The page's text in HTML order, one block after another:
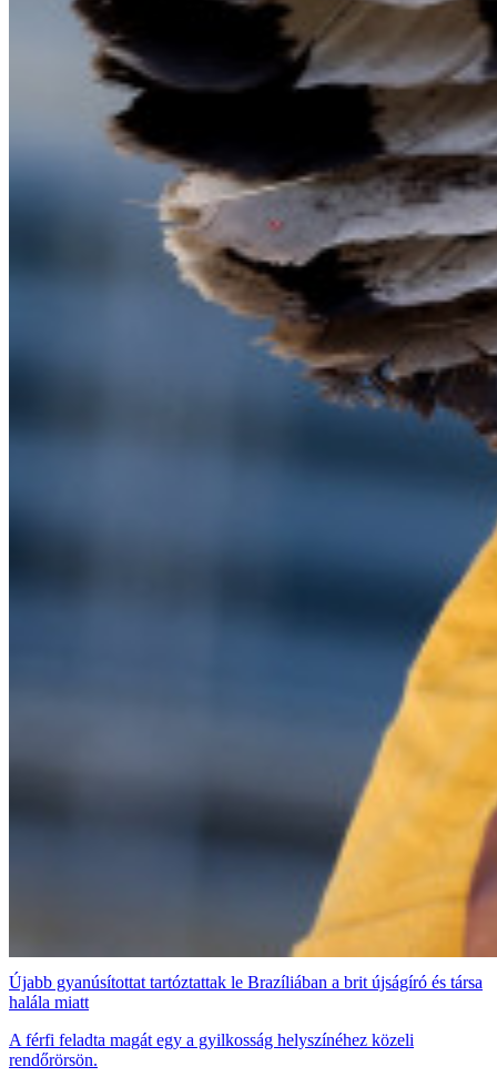
Újabb gyanúsítottat tartóztattak le Brazíliában a brit újságíró és társa
halála miatt
A férfi feladta magát egy a gyilkosság helyszínéhez közeli
rendőrörsön.